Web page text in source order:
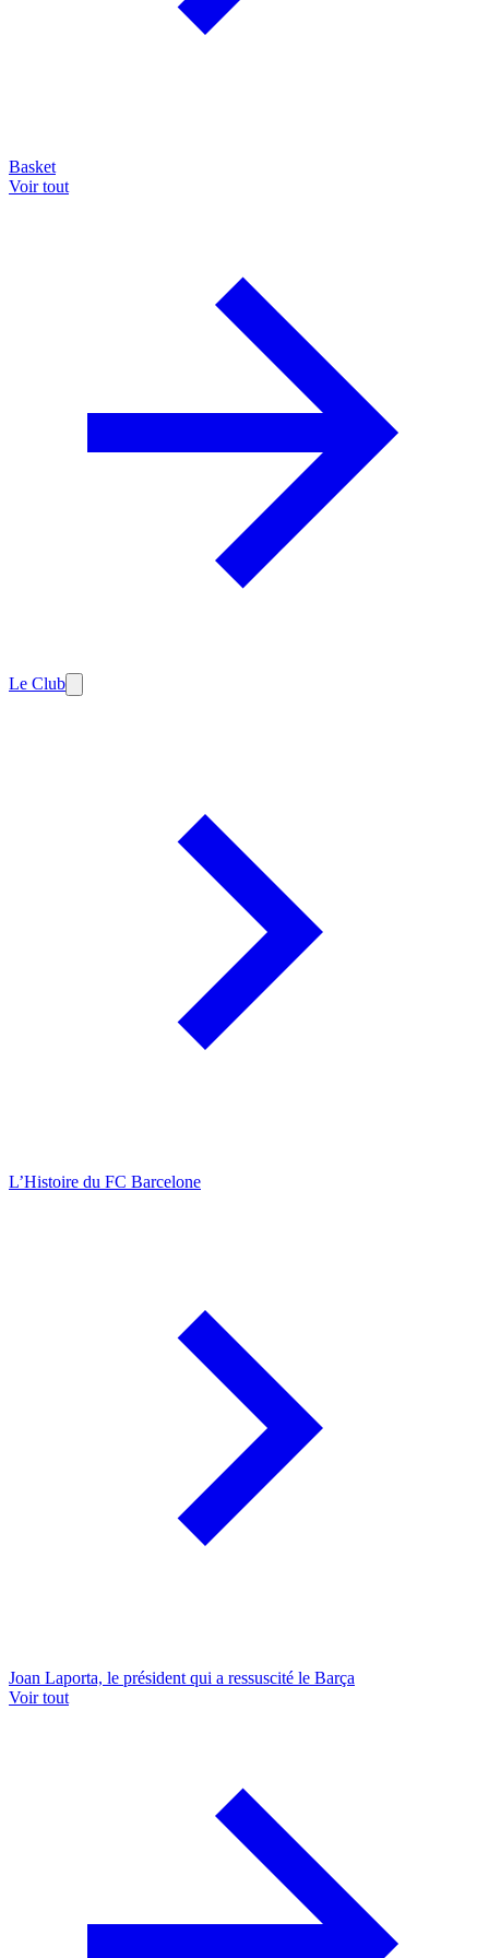
Basket
Voir tout
Le Club
L’Histoire du FC Barcelone
Joan Laporta, le président qui a ressuscité le Barça
Voir tout